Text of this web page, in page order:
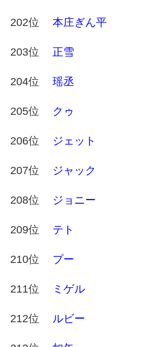
202位 本庄ぎん平
203位 正雪
204位 瑶丞
205位 クゥ
206位 ジェット
207位 ジャック
208位 ジョニー
209位 テト
210位 プー
211位 ミゲル
212位 ルビー